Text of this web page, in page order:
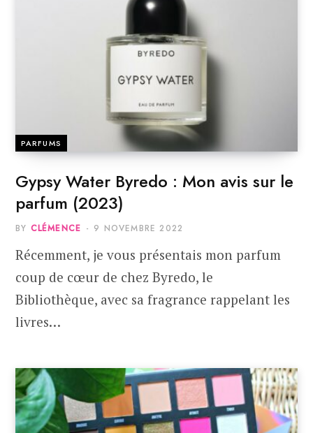
PARFUMS
Gypsy Water Byredo : Mon avis sur le
parfum (2023)
BY CLÉMENCE 9 NOVEMBRE 2022
Récemment, je vous présentais mon parfum
coup de cœur de chez Byredo, le
Bibliothèque, avec sa fragrance rappelant les
livres…